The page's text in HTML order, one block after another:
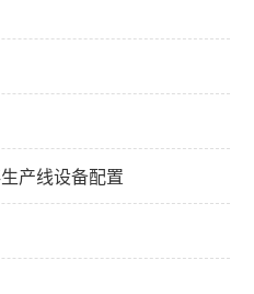
产线设备配置